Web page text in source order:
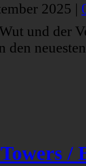
2025 |
und der
den
/